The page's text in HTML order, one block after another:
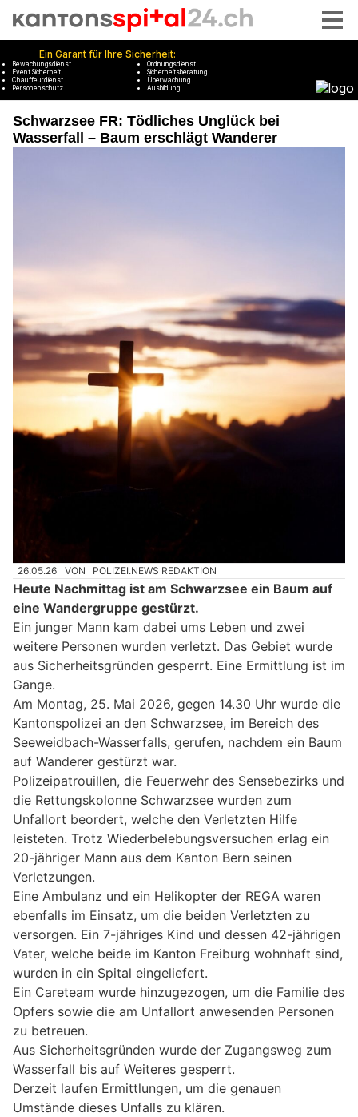
Schwarzsee FR: Tödliches Unglück bei
Wasserfall – Baum erschlägt Wanderer
26.05.26 VON POLIZEI.NEWS REDAKTION
Heute Nachmittag ist am Schwarzsee ein Baum auf
eine Wandergruppe gestürzt.
Ein junger Mann kam dabei ums Leben und zwei
weitere Personen wurden verletzt. Das Gebiet wurde
aus Sicherheitsgründen gesperrt. Eine Ermittlung ist im
Gange.
Am Montag, 25. Mai 2026, gegen 14.30 Uhr wurde die
Kantonspolizei an den Schwarzsee, im Bereich des
Seeweidbach-Wasserfalls, gerufen, nachdem ein Baum
auf Wanderer gestürzt war.
Polizeipatrouillen, die Feuerwehr des Sensebezirks und
die Rettungskolonne Schwarzsee wurden zum
Unfallort beordert, welche den Verletzten Hilfe
leisteten. Trotz Wiederbelebungsversuchen erlag ein
20-jähriger Mann aus dem Kanton Bern seinen
Verletzungen.
Eine Ambulanz und ein Helikopter der REGA waren
ebenfalls im Einsatz, um die beiden Verletzten zu
versorgen. Ein 7-jähriges Kind und dessen 42-jährigen
Vater, welche beide im Kanton Freiburg wohnhaft sind,
wurden in ein Spital eingeliefert.
Ein Careteam wurde hinzugezogen, um die Familie des
Opfers sowie die am Unfallort anwesenden Personen
zu betreuen.
Aus Sicherheitsgründen wurde der Zugangsweg zum
Wasserfall bis auf Weiteres gesperrt.
Derzeit laufen Ermittlungen, um die genauen
Umstände dieses Unfalls zu klären.